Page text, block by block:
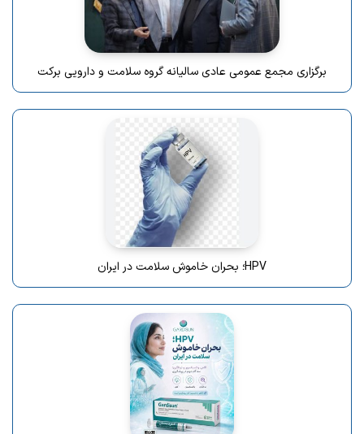
برگزاری مجمع عمومی عادی سالیانه گروه سلامت و دارویی برکت
HPV؛ بحران خاموش سلامت در ایران